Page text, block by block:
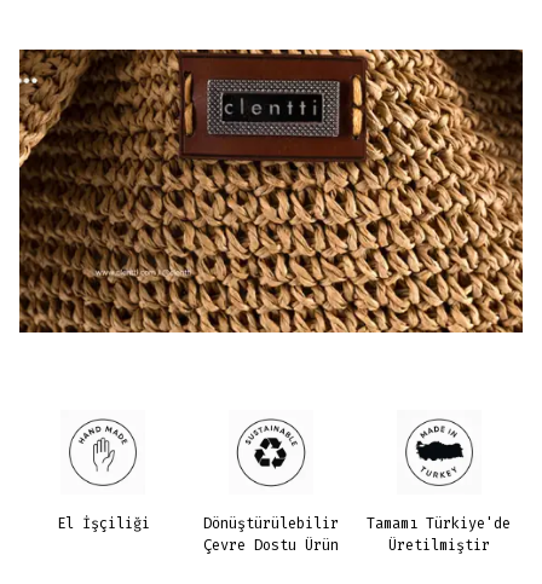
El İşçiliği
Dönüştürülebilir
Çevre Dostu Ürün
Tamamı Türkiye'de
Üretilmiştir